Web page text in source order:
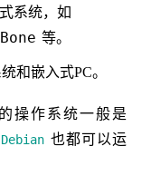
系统，如
等。
和嵌入式PC。
操作系统一般是
Debian 也都可以运